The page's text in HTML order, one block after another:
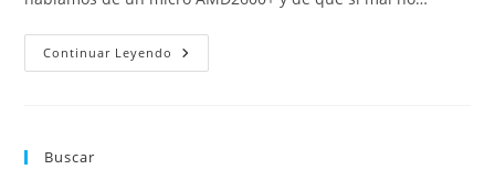
Continuar Leyendo Monitorizando
La
Buscar